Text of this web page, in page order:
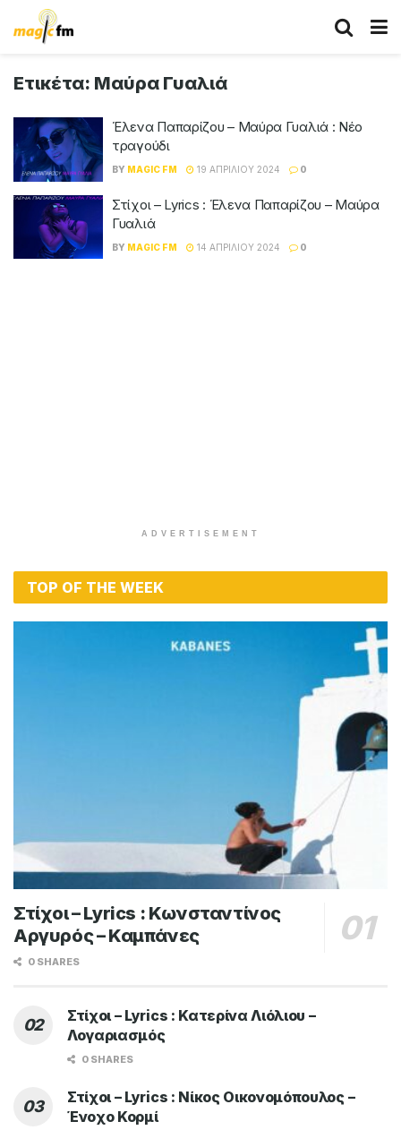
Ετικέτα: Μαύρα Γυαλιά
Έλενα Παπαρίζου – Μαύρα Γυαλιά : Νέο
τραγούδι
BY MAGIC FM 19 ΑΠΡΙΛΊΟΥ 2024 0
Στίχοι – Lyrics : Έλενα Παπαρίζου – Μαύρα
Γυαλιά
BY MAGIC FM 14 ΑΠΡΙΛΊΟΥ 2024 0
ADVERTISEMENT
TOP OF THE WEEK
Στίχοι – Lyrics : Κωνσταντίνος
Αργυρός – Καμπάνες
0 SHARES
Στίχοι – Lyrics : Κατερίνα Λιόλιου –
Λογαριασμός
0 SHARES
Στίχοι – Lyrics : Νίκος Οικονομόπουλος –
Ένοχο Κορμί